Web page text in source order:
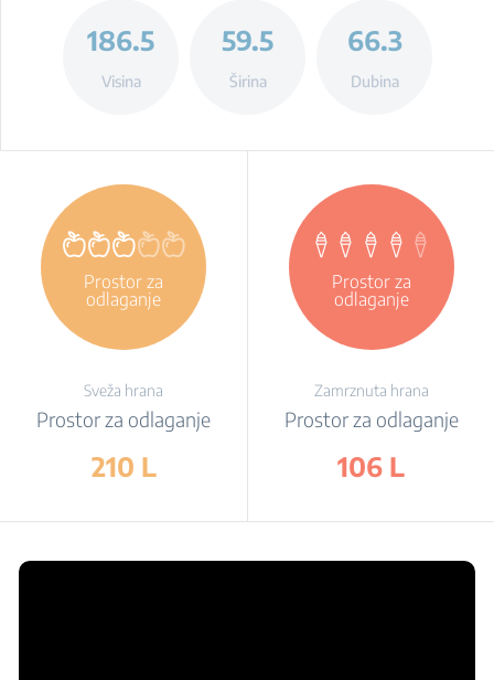
186.5
Visina
59.5
Širina
66.3
Dubina
Prostor za
odlaganje
Sveža hrana
Prostor za odlaganje
210 L
Prostor za
odlaganje
Zamrznuta hrana
Prostor za odlaganje
106 L